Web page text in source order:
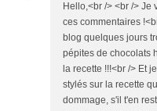
Hello,<br /> <br />
ces commentaires
blog quelques jours
pépites de chocolats
la recette !!!<br /> Et
stylés sur la recette
dommage, s'il t'en